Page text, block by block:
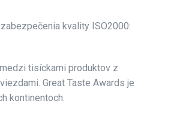
kvality ISO2000:
tisíckami produktov z
Great Taste Awards je
kontinentoch.